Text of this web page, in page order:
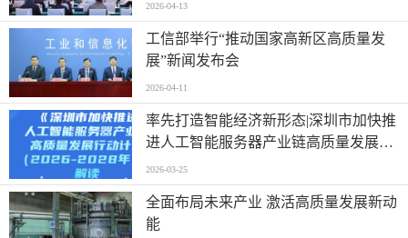
2026-04-13
工信部举行“推动国家高新区高质量发
展”新闻发布会
2026-04-11
率先打造智能经济新形态|深圳市加快推
进人工智能服务器产业链高质量发展行
动计划
2026-03-25
全面布局未来产业 激活高质量发展新动
能